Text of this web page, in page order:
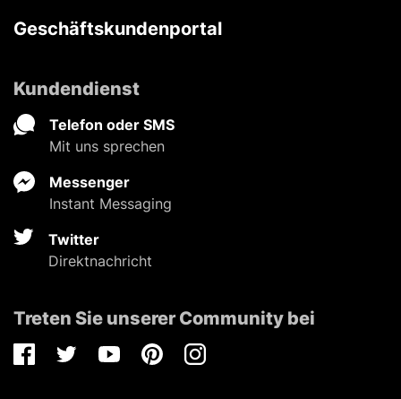
Geschäftskundenportal
Kundendienst
Telefon oder SMS
Mit uns sprechen
Messenger
Instant Messaging
Twitter
Direktnachricht
Treten Sie unserer Community bei
FacebookTwitterYoutubePinterestInstagram